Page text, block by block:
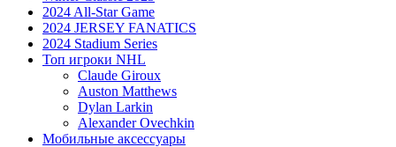
2024 All-Star Game
2024 JERSEY FANATICS
2024 Stadium Series
Топ игроки NHL
Claude Giroux
Auston Matthews
Dylan Larkin
Alexander Ovechkin
Мобильные аксессуары